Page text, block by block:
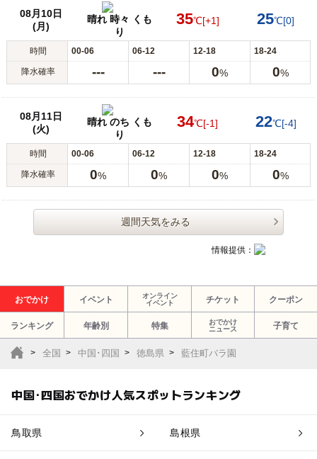
08月10日
(月)
晴れ 時々 くも
り
35℃[+1] 25℃[0]
時間 00-06 06-12 12-18 18-24
降水確率 --- --- 0% 0%
08月11日
(火)
晴れ のち くも
り
34℃[-1] 22℃[-4]
時間 00-06 06-12 12-18 18-24
降水確率 0% 0% 0% 0%
週間天気をみる
情報提供：
おでかけ イベント
オンライン
イベント
チケット クーポン
ランキング 年齢別 特集
おでかけ
ニュース
子育て
全国 中国･四国 徳島県 藍住町バラ園
中国･四国おでかけ人気スポットランキング
鳥取県 島根県